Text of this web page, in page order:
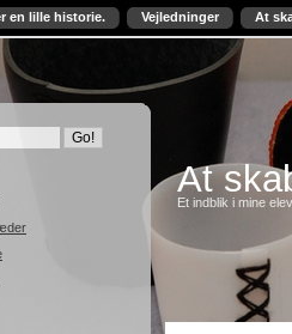
en lille historie. Vejledninger At
At
Et indblik i mine